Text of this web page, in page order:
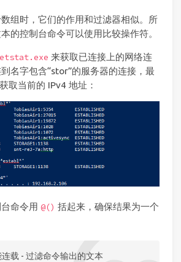
组时，它们的作用和过滤器相似。所
的控制台命令可以使用比较操作符。
来获取已连接上的网络连
名字包含“stor”的服务器的连接，最
取当前的 IPv4 地址：
命令用 @() 括起来，确保结果为一个
载 - 过滤命令输出的文本